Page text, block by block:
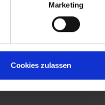
Marketing
Cookies zulassen